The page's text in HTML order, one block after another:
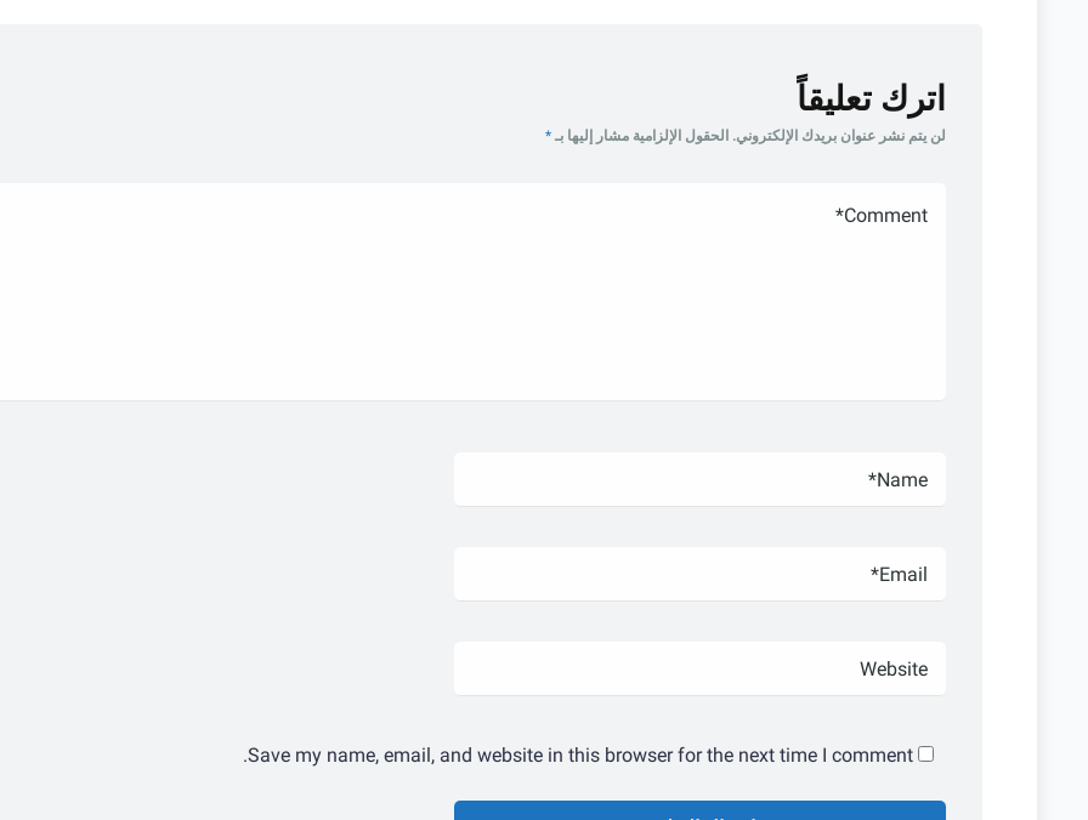
اترك تعليقاً
لن يتم نشر عنوان بريدك الإلكتروني. الحقول الإلزامية مشار إليها بـ *
Save my name, email, and website in this browser for the next time I comment.